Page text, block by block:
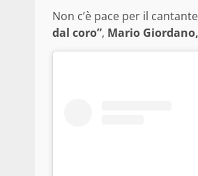
Non c’è pace per il
dal coro”, Mario Giordano,